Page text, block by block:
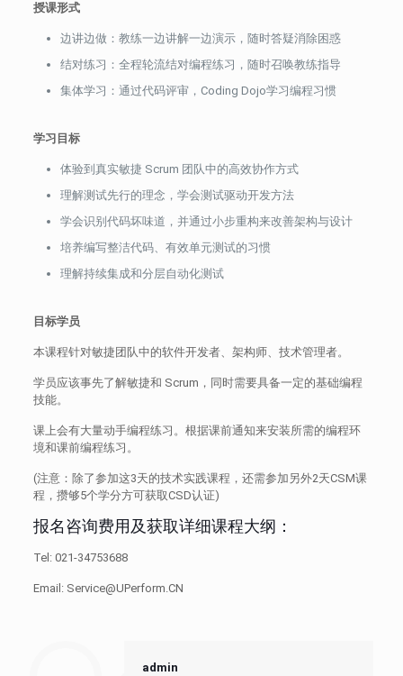
授课形式
边讲边做 ：教练一边讲解一边演示，随时答疑消除困惑
结对练习 ：全程轮流结对编程练习，随时召唤教练指导
集体学习 ：通过代码评审，Coding Dojo学习编程习惯
学习目标
体验到真实敏捷 Scrum 团队中的高效协作方式
理解测试先行的理念，学会测试驱动开发方法
学会识别代码坏味道，并通过小步重构来改善架构与设计
培养编写整洁代码、有效单元测试的习惯
理解持续集成和分层自动化测试
目标学员
本课程针对敏捷团队中的软件开发者、架构师、技术管理者。
学员应该事先了解敏捷和 Scrum，同时需要具备一定的基础编程
技能。
课上会有大量动手编程练习。根据课前通知来安装所需的编程环
境和课前编程练习。
(注意：除了参加这3天的技术实践课程，还需参加另外2天CSM课
程，攒够5个学分方可获取CSD认证)
报名咨询费用及获取详细课程大纲：
Tel: 021-34753688
Email: Service@UPerform.CN
admin